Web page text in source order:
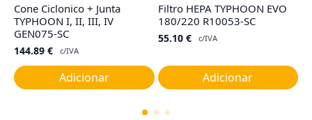
Cone Ciclonico + Junta
TYPHOON I, II, III, IV
GEN075-SC
144.89 € c/IVA
Adicionar
Filtro HEPA TYPHOON EVO
180/220 R10053-SC
55.10 € c/IVA
Adicionar